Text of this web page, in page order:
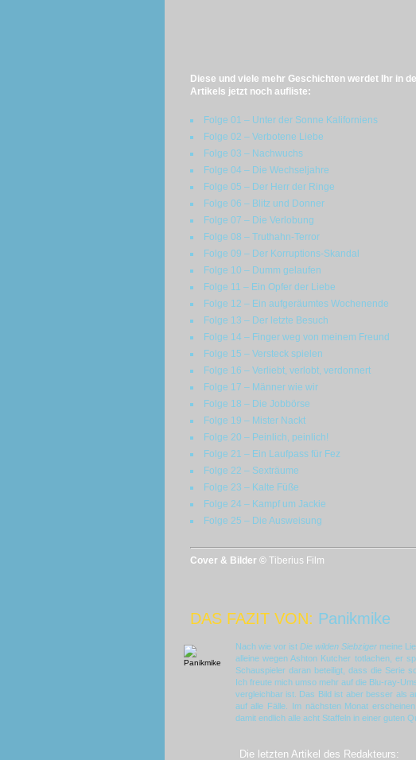
Diese und viele mehr Geschichten werdet Ihr in
Artikels jetzt noch aufliste:
Folge 01 – Unter der Sonne Kaliforniens
Folge 02 – Verbotene Liebe
Folge 03 – Nachwuchs
Folge 04 – Die Wechseljahre
Folge 05 – Der Herr der Ringe
Folge 06 – Blitz und Donner
Folge 07 – Die Verlobung
Folge 08 – Truthahn-Terror
Folge 09 – Der Korruptions-Skandal
Folge 10 – Dumm gelaufen
Folge 11 – Ein Opfer der Liebe
Folge 12 – Ein aufgeräumtes Wochenende
Folge 13 – Der letzte Besuch
Folge 14 – Finger weg von meinem Freund
Folge 15 – Versteck spielen
Folge 16 – Verliebt, verlobt, verdonnert
Folge 17 – Männer wie wir
Folge 18 – Die Jobbörse
Folge 19 – Mister Nackt
Folge 20 – Peinlich, peinlich!
Folge 21 – Ein Laufpass für Fez
Folge 22 – Sexträume
Folge 23 – Kalte Füße
Folge 24 – Kampf um Jackie
Folge 25 – Die Ausweisung
Cover & Bilder © Tiberius Film
DAS FAZIT VON: Panikmike
Nach wie vor ist Die wilden Siebzigermeine
alleine wegen Ashton Kutcher totlachen, er
Schauspieler daran beteiligt, dass die Serie
Ich freute mich umso mehr auf die Blu-ray-
vergleichbar ist. Das Bild ist aber besser als
auf alle Fälle. Im nächsten Monat
damit endlich alle acht Staffeln in einer guten
Die letzten Artikel des Redakteurs: